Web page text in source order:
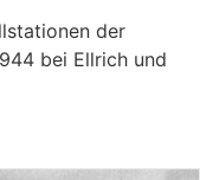
der
bei Ellrich und